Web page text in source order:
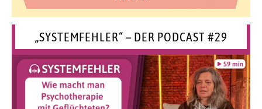
„SYSTEMFEHLER“ – DER PODCAST #29